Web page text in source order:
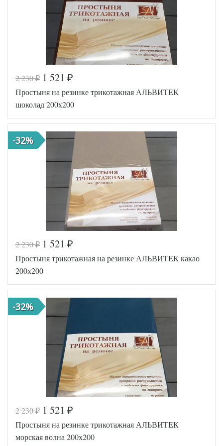
Код товара
517-093
Артикул
AL200086
3388077
Размер
простыни
200х200
(на
резинке)
Производитель
АльВиТек
(Россия)
Код товара
546-704
Артикул
AL200092
Размер
простыни
200х200
(на
резинке)
Производитель АльВиТек
(Россия)
2 230₽ 1 521 ₽
Простыня на резинке трикотажная АЛЬВИТЕК
шоколад 200х200
-32%
Код товара
517-138
Артикул
AL200092
5554013
Ткань
2 230₽ 1 521 ₽
Простыня трикотажная на резинке АЛЬВИТЕК какао
200х200
-32%
2 230₽ 1 521 ₽
Простыня на резинке трикотажная АЛЬВИТЕК
морская волна 200х200